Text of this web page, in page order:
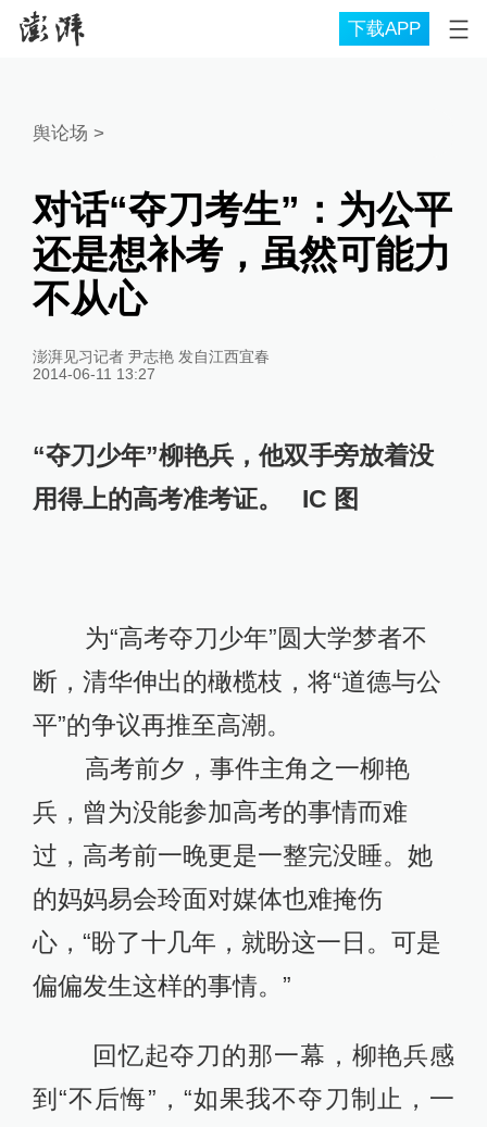
下载APP
舆论场 >
对话“夺刀考生”：为公平
还是想补考，虽然可能力
不从心
澎湃见习记者 尹志艳 发自江西宜春
2014-06-11 13:27
“夺刀少年”柳艳兵，他双手旁放着没
用得上的高考准考证。 IC 图
为“高考夺刀少年”圆大学梦者不
断，清华伸出的橄榄枝，将“道德与公
平”的争议再推至高潮。
高考前夕，事件主角之一柳艳
兵，曾为没能参加高考的事情而难
过，高考前一晚更是一整完没睡。她
的妈妈易会玲面对媒体也难掩伤
心，“盼了十几年，就盼这一日。可是
偏偏发生这样的事情。”
回忆起夺刀的那一幕，柳艳兵感
到“不后悔”，“如果我不夺刀制止，一